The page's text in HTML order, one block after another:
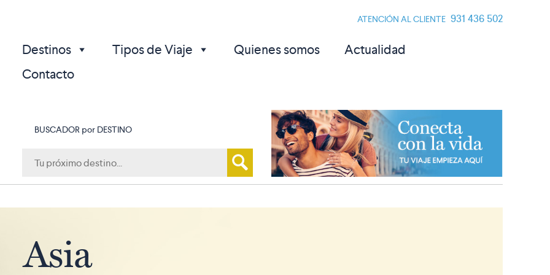
ATENCIÓN AL CLIENTE 931 436 502
Destinos Tipos de Viaje Quienes somos
Actualidad
Contacto
BUSCADOR por DESTINO
p
Asia